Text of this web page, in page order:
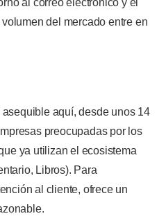
al correo electrónico y el
del mercado entre en
aquí, desde unos 14
preocupadas por los
ya utilizan el ecosistema
Libros). Para
al cliente, ofrece un